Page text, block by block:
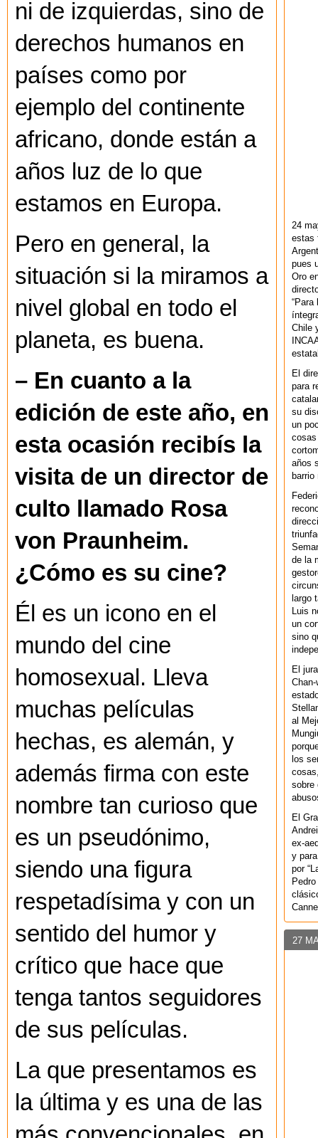
ni de izquierdas, sino de
derechos humanos en
países como por
ejemplo del continente
africano, donde están a
años luz de lo que
estamos en Europa.
Pero en general, la
situación si la miramos a
nivel global en todo el
planeta, es buena.
– En cuanto a la
edición de este año, en
esta ocasión recibís la
visita de un director de
culto llamado Rosa
von Praunheim.
¿Cómo es su cine?
Él es un icono en el
mundo del cine
homosexual. Lleva
muchas películas
hechas, es alemán, y
además firma con este
nombre tan curioso que
es un pseudónimo,
siendo una figura
respetadísima y con un
sentido del humor y
crítico que hace que
tenga tantos seguidores
de sus películas.
La que presentamos es
la última y es una de las
24
estas
pues
Oro
“Para
Chile
El
para
su
un
cosas
años
de la
largo
Luis
un
sino
El
al
los
sobre
El
ex-
y
por
27